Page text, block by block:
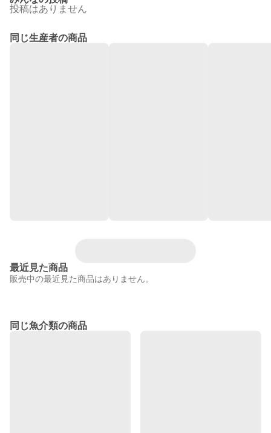
投稿はありません
同じ生産者の商品
最近見た商品
販売中の最近見た商品はありません。
同じ魚介類の商品